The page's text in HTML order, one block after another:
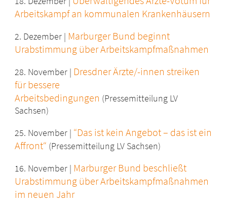
Arbeitskampf an kommunalen Krankenhäusern
2. Dezember | Marburger Bund beginnt
Urabstimmung über Arbeitskampfmaßnahmen
28. November | Dresdner Ärzte/-innen streiken
für bessere
Arbeitsbedingungen (Pressemitteilung LV
Sachsen)
25. November | “Das ist kein Angebot – das ist ein
Affront“ (Pressemitteilung LV Sachsen)
16. November | Marburger Bund beschließt
Urabstimmung über Arbeitskampfmaßnahmen
im neuen Jahr